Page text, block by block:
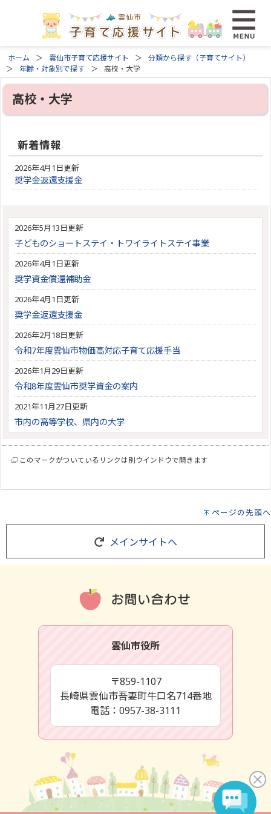
ホーム 雲仙市子育て応援サイト
分類から探す（子育てサイト）
年齢・対象別で探す
高校・大学
高校・大学
新着情報
2026年4月1日更新
奨学金返還支援金
2026年5月13日更新
子どものショートステイ・トワイライトステイ事業
2026年4月1日更新
奨学資金償還補助金
2026年4月1日更新
奨学金返還支援金
2026年2月18日更新
令和7年度雲仙市物価高対応子育て応援手当
2026年1月29日更新
令和8年度雲仙市奨学資金の案内
2021年11月27日更新
市内の高等学校、県内の大学
このマークがついているリンクは別ウインドウで開きます
ページの先頭へ
メインサイトへ
雲仙市役所
〒859-1107
長崎県雲仙市吾妻町牛口名714番地
電話：0957-38-3111